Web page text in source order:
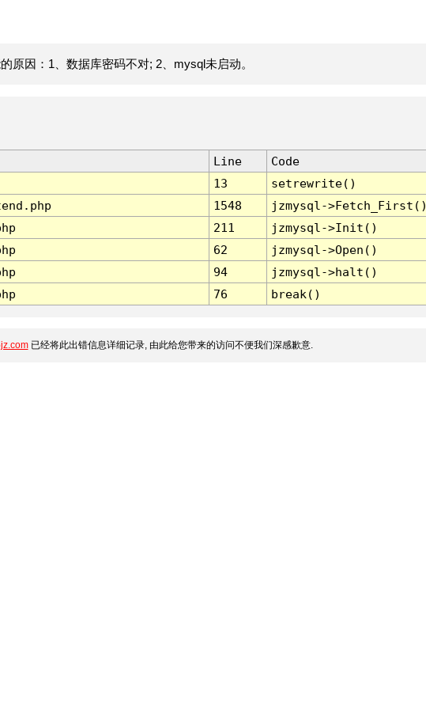
原因：1、数据库密码不对; 2、mysql未启动。
Line
Code
13
setrewrite()
1548
jzmysql-
211
jzmysql->Init()
62
jzmysql->Open()
94
jzmysql->halt()
76 break()
已经将此出错信息详细记录, 由此给您带来的访问不便我们深感歉意.